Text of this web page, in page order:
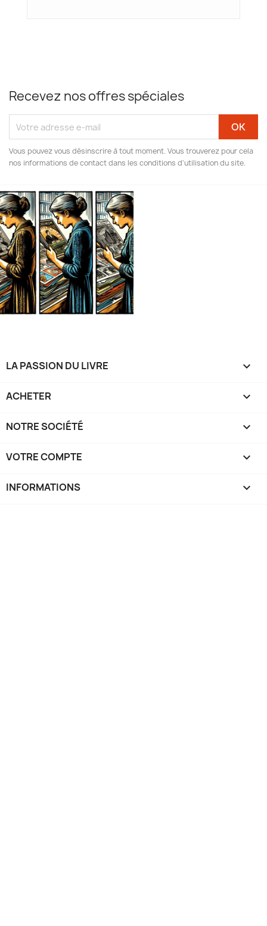
Recevez nos offres spéciales
Vous pouvez vous désinscrire à tout moment. Vous trouverez pour cela
nos informations de contact dans les conditions d'utilisation du site.
LA PASSION DU LIVRE 
ACHETER 
NOTRE SOCIÉTÉ 
VOTRE COMPTE 
INFORMATIONS keyboard_arrow_down